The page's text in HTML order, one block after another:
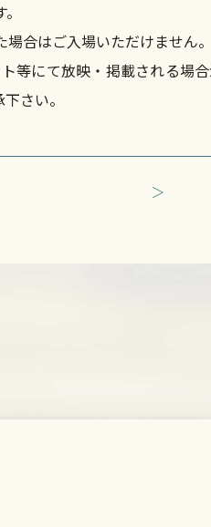
合はご入場いただけません。
等にて放映・掲載される場
さい。
＞